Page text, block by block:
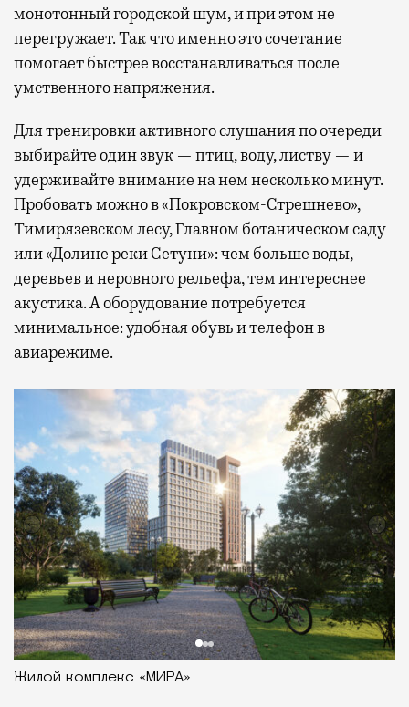
монотонный городской шум, и при этом не
перегружает. Так что именно это сочетание
помогает быстрее восстанавливаться после
умственного напряжения.
Для тренировки активного слушания по очереди
выбирайте один звук — птиц, воду, листву — и
удерживайте внимание на нем несколько минут.
Пробовать можно в «Покровском-Стрешнево»,
Тимирязевском лесу, Главном ботаническом саду
или «Долине реки Сетуни»: чем больше воды,
деревьев и неровного рельефа, тем интереснее
акустика. А оборудование потребуется
минимальное: удобная обувь и телефон в
авиарежиме.
Жилой комплекс «МИРА»